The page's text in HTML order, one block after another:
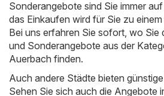
Sonderangebote sind Sie immer
das Einkaufen wird für Sie zu
Bei uns erfahren Sie sofort, wo Sie
und Sonderangebote aus der
Auerbach finden.
Auch andere Städte bieten
Sehen Sie sich auch die Angebote